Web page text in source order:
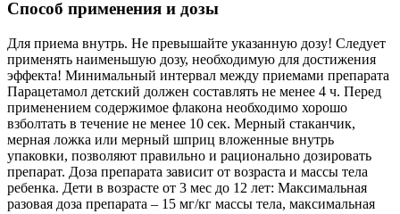
Способ применения и дозы
Для приема внутрь. Не превышайте указанную дозу! Следует
применять наименьшую дозу, необходимую для достижения
эффекта! Минимальный интервал между приемами препарата
Парацетамол детский должен составлять не менее 4 ч. Перед
применением содержимое флакона необходимо хорошо
взболтать в течение не менее 10 сек. Мерный стаканчик,
мерная ложка или мерный шприц вложенные внутрь
упаковки, позволяют правильно и рационально дозировать
препарат. Доза препарата зависит от возраста и массы тела
ребенка. Дети в возрасте от 3 мес до 12 лет: Максимальная
разовая доза препарата – 15 мг/кг массы тела, максимальная